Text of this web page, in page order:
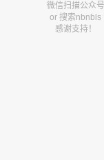
微信扫描公众号
or 搜索nbnbls
感谢支持！